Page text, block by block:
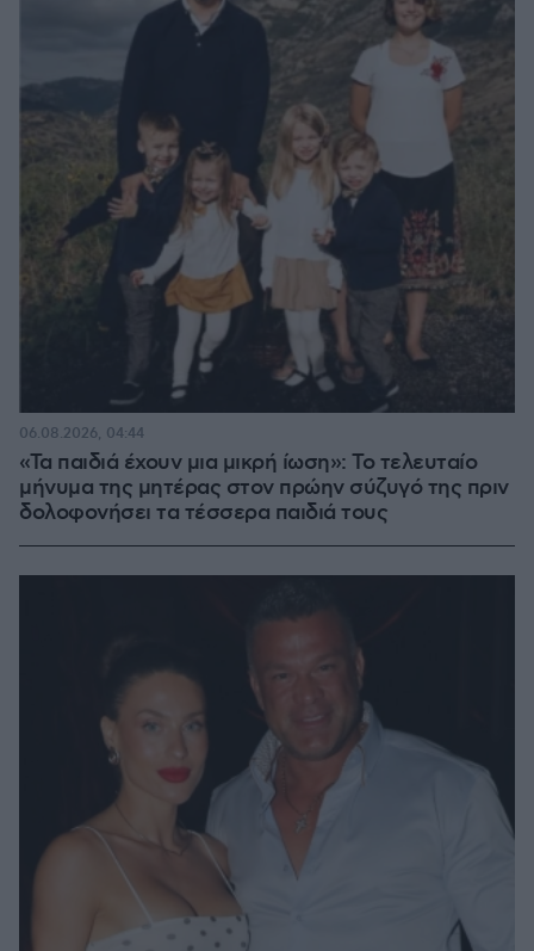
«Τα παιδιά έχουν μια μικρή ίωση»: Το τελευταίο
μήνυμα της μητέρας στον πρώην σύζυγό της πριν
δολοφονήσει τα τέσσερα παιδιά τους
06.08.2026, 04:44